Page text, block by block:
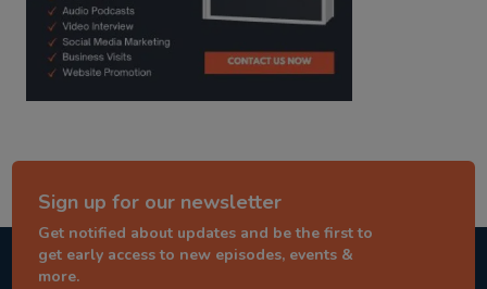
Sign up for our newsletter
Get notified about updates and be the first to
get early access to new episodes, events &
more.